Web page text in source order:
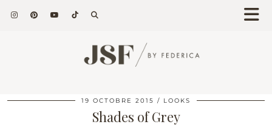
19 OCTOBRE 2015 LOOKS
Shades of Grey